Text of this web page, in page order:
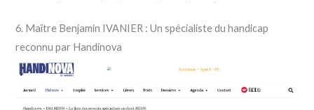
6. Maître Benjamin IVANIER : Un spécialiste du handicap
reconnu par Handinova